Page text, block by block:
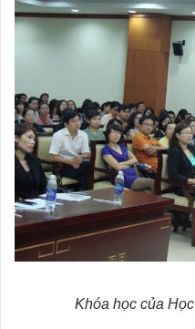
Khóa học của